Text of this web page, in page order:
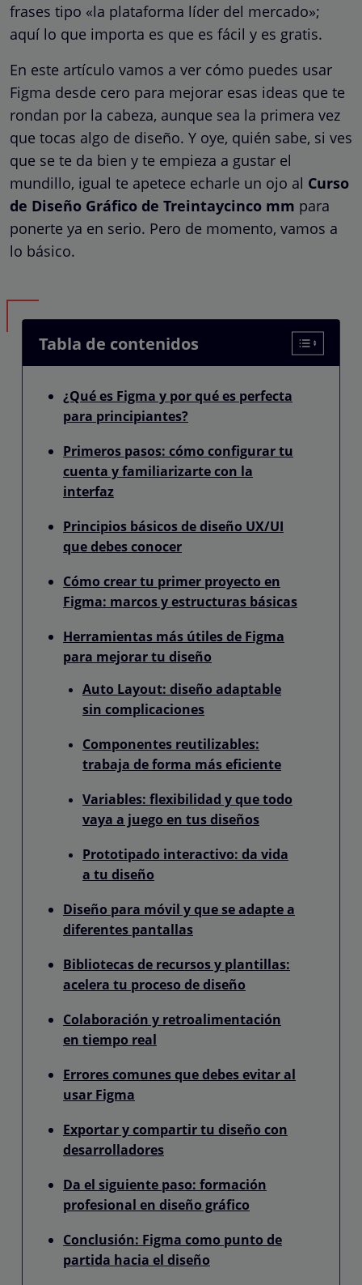
frases tipo «la plataforma líder del mercado»;
aquí lo que importa es que es fácil y es gratis.
En este artículo vamos a ver cómo puedes usar
Figma desde cero para mejorar esas ideas que te
rondan por la cabeza, aunque sea la primera vez
que tocas algo de diseño. Y oye, quién sabe, si ves
que se te da bien y te empieza a gustar el
mundillo, igual te apetece echarle un ojo al Curso
de Diseño Gráfico de Treintaycinco mm para
ponerte ya en serio. Pero de momento, vamos a
lo básico.
Tabla de contenidos
¿Qué es Figma y por qué es perfecta
para principiantes?
Primeros pasos: cómo configurar tu
cuenta y familiarizarte con la
interfaz
Principios básicos de diseño UX/UI
que debes conocer
Cómo crear tu primer proyecto en
Figma: marcos y estructuras básicas
Herramientas más útiles de Figma
para mejorar tu diseño
Auto Layout: diseño adaptable
sin complicaciones
Componentes reutilizables:
trabaja de forma más eficiente
Variables: flexibilidad y que todo
vaya a juego en tus diseños
Prototipado interactivo: da vida
a tu diseño
Diseño para móvil y que se adapte a
diferentes pantallas
Bibliotecas de recursos y plantillas:
acelera tu proceso de diseño
Colaboración y retroalimentación
en tiempo real
Errores comunes que debes evitar al
usar Figma
Exportar y compartir tu diseño con
desarrolladores
Da el siguiente paso: formación
profesional en diseño gráfico
Conclusión: Figma como punto de
partida hacia el diseño